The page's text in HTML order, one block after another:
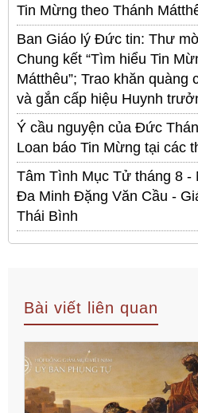
Tin Mừng theo Thánh
Ban Giáo lý Đức tin: Thư
Chung kết “Tìm hiểu Tin
Mátthêu”; Trao khăn quàng
và gắn cấp hiệu Huynh
Ý cầu nguyện của Đức
Loan báo Tin Mừng tại các
Tâm Tình Mục Tử tháng 8
Đa Minh Đặng Văn Cầu -
Thái Bình
Bài viết liên quan